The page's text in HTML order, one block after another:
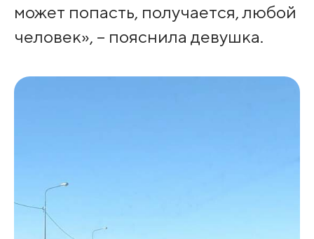
может попасть, получается, любой
человек», – пояснила девушка.